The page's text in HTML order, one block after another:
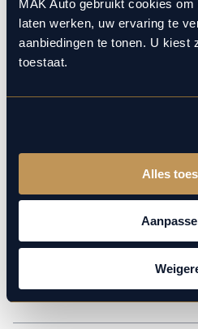
MAK Auto gebruikt cookies
laten werken, uw ervaring te
aanbiedingen te tonen. U kiest
toestaat.
Alles
verzorgen het onderhoud op
merkdealer, met behoud van de
gerust langs in onze werkplaats
Hoe weet ik welk
auto nodig heeft en
Is vervangend vervoer